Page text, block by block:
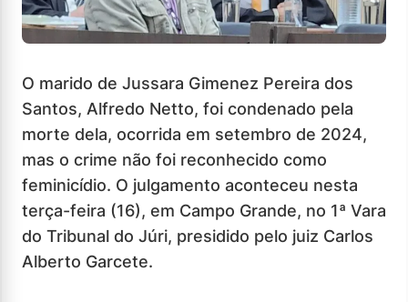
O marido de Jussara Gimenez Pereira dos
Santos, Alfredo Netto, foi condenado pela
morte dela, ocorrida em setembro de 2024,
mas o crime não foi reconhecido como
feminicídio. O julgamento aconteceu nesta
terça-feira (16), em Campo Grande, no 1ª Vara
do Tribunal do Júri, presidido pelo juiz Carlos
Alberto Garcete.